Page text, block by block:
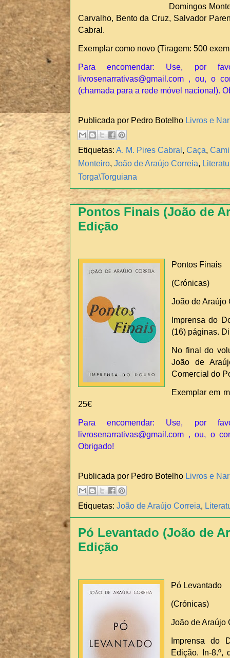
Domingos
Carvalho, Bento da Cruz, Salvador
Cabral.
Exemplar como novo (Tiragem: 500
Para encomendar: Use, por
livrosenarrativas@gmail.com , ou, o
(chamada para a rede móvel nacional).
Publicada por Pedro Botelho Livros e
Etiquetas: A. M. Pires Cabral, Caça,
Monteiro, João de Araújo Correia,
Torga\Torguiana
Pontos Finais (João de
Edição
Pontos Finais
(Crónicas)
João de Araújo
Imprensa do
(16) páginas.
No final do
João de
Comercial do
Exemplar em
25€
Para encomendar: Use, por
livrosenarrativas@gmail.com , ou, o
Obrigado!
Publicada por Pedro Botelho Livros e
Etiquetas: João de Araújo Correia,
Pó Levantado (João de
Edição
Pó Levantado
(Crónicas)
João de Araújo
Imprensa do
Edição. In-8.º,